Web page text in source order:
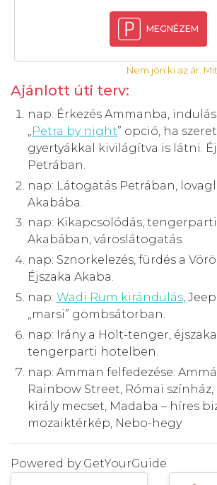
MEGNÉZEM
Nem jön ki az ár.
Ajánlott úti terv:
nap: Érkezés Ammanba,
„Petra by night” opció, ha
gyertyákkal kivilágítva is látni.
Petrában.
nap: Látogatás Petrában,
Akabába.
nap: Kikapcsolódás,
Akabában, városlátogatás.
nap: Sznorkelezés, fürdés a
Éjszaka Akaba.
nap: Wadi Rum kirándulás,
„marsi” gömbsátorban.
nap: Irány a Holt-tenger,
tengerparti hotelben.
nap: Amman felfedezése:
Rainbow Street, Római színház,
király mecset, Madaba – híres
mozaiktérkép, Nebo-hegy
Powered by GetYourGuide